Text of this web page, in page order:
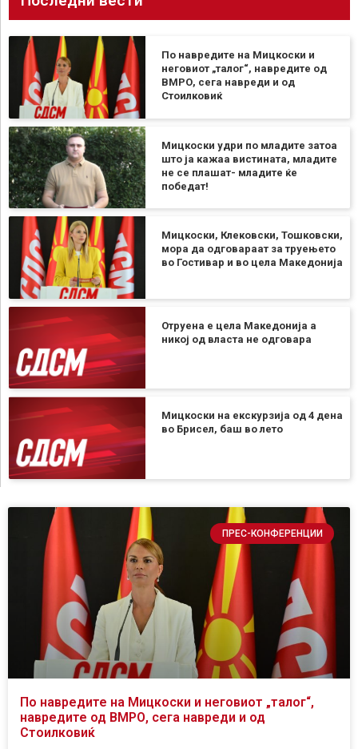
По навредите на Мицкоски и
неговиот „талог“, навредите од
ВМРО, сега навреди и од
Стоилковиќ
Мицкоски удри по младите затоа
што ја кажаа вистината, младите
не се плашат- младите ќе
победат!
Мицкоски, Клековски, Тошковски,
мора да одговараат за труењето
во Гостивар и во цела Македонија
Отруена е цела Македонија а
никој од власта не одговара
Мицкоски на екскурзија од 4 дена
во Брисел, баш во лето
ПРЕС-КОНФЕРЕНЦИИ
По навредите на Мицкоски и неговиот „талог“,
навредите од ВМРО, сега навреди и од
Стоилковиќ